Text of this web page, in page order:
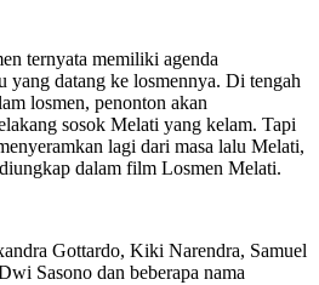
ternyata memiliki agenda
yang datang ke losmennya. Di tengah
losmen, penonton akan
sosok Melati yang kelam. Tapi
lagi dari masa lalu Melati,
dalam film Losmen Melati.
Gottardo, Kiki Narendra, Samuel
Sasono dan beberapa nama